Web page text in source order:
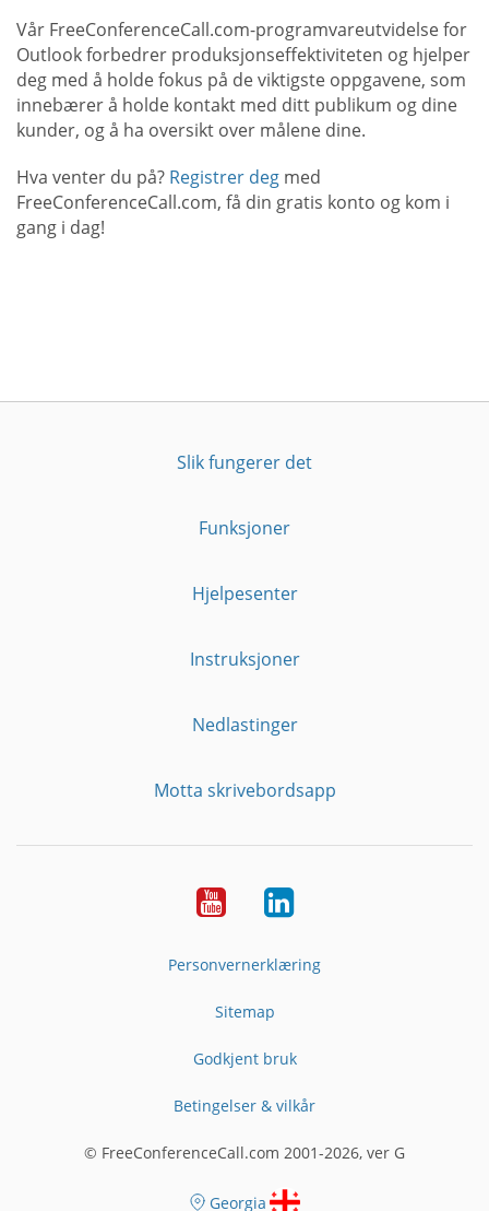
Vår FreeConferenceCall.com-programvareutvidelse for
Outlook forbedrer produksjonseffektiviteten og hjelper
deg med å holde fokus på de viktigste oppgavene, som
innebærer å holde kontakt med ditt publikum og dine
kunder, og å ha oversikt over målene dine.
Hva venter du på? Registrer deg med
FreeConferenceCall.com, få din gratis konto og kom i
gang i dag!
Slik fungerer det
Funksjoner
Hjelpesenter
Instruksjoner
Nedlastinger
Motta skrivebordsapp
YouTubeLinkedin
Personvernerklæring
Sitemap
Godkjent bruk
Betingelser & vilkår
© FreeConferenceCall.com 2001-2026, ver G
Georgia